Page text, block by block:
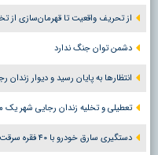
از تحریف واقعیت تا قهرمان‌سازی از
دشمن توان جنگ ندارد
انتظارها به پایان رسید و دیوار
تعطیلی و تخلیه زندان رجایی شهر یک
دستگیری سارق خودرو با ۴۰ فقره سرقت در کرج